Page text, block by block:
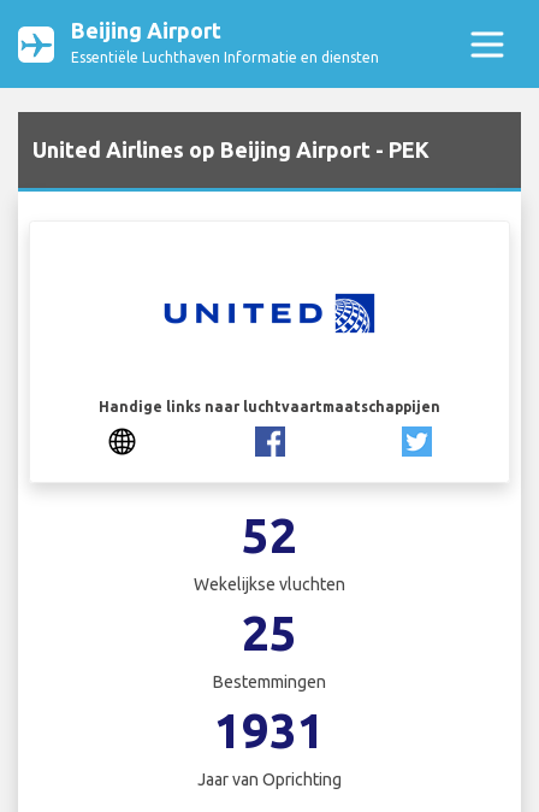
Beijing Airport
Essentiële Luchthaven Informatie en diensten
United Airlines op Beijing Airport - PEK
Handige links naar luchtvaartmaatschappijen
52
Wekelijkse vluchten
25
Bestemmingen
1931
Jaar van Oprichting